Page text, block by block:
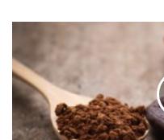
virtù
del
Ganoderma
o
reishi,